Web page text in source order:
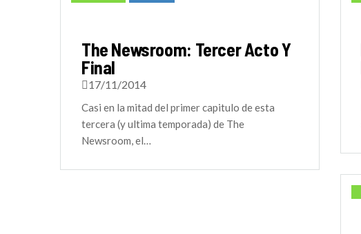
The Newsroom: Tercer Acto Y
Final
17/11/2014
Casi en la mitad del primer capitulo de esta
tercera (y ultima temporada) de The
Newsroom, el…